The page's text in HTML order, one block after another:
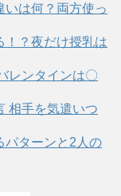
いは何？両方使っ
！？夜だけ授乳は
レンタインは〇
相手を気遣いつ
パターンと2人の